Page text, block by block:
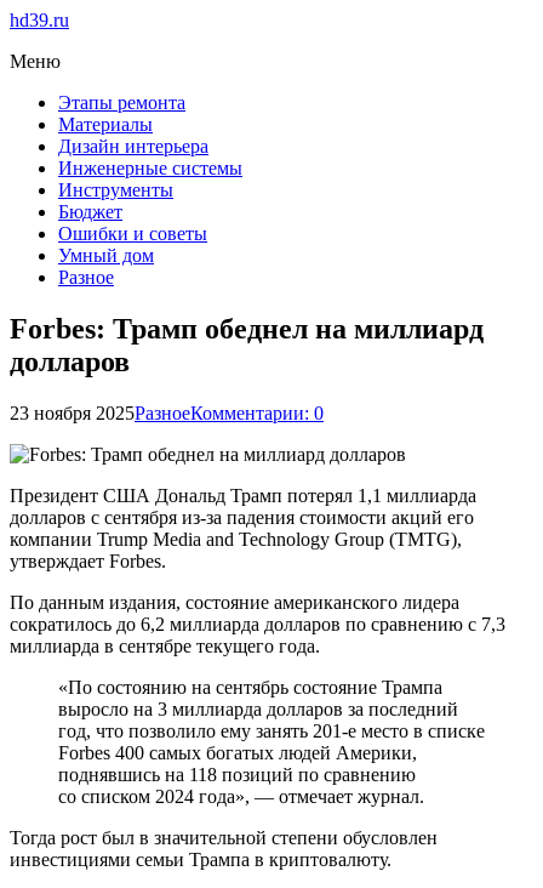
hd39.ru
Меню
Этапы ремонта
Материалы
Дизайн интерьера
Инженерные системы
Инструменты
Бюджет
Ошибки и советы
Умный дом
Разное
Forbes: Трамп обеднел на миллиард
долларов
23 ноября 2025РазноеКомментарии: 0
Президент США Дональд Трамп потерял 1,1 миллиарда
долларов с сентября из-за падения стоимости акций его
компании Trump Media and Technology Group (TMTG),
утверждает Forbes.
По данным издания, состояние американского лидера
сократилось до 6,2 миллиарда долларов по сравнению с 7,3
миллиарда в сентябре текущего года.
«По состоянию на сентябрь состояние Трампа
выросло на 3 миллиарда долларов за последний
год, что позволило ему занять 201-е место в списке
Forbes 400 самых богатых людей Америки,
поднявшись на 118 позиций по сравнению
со списком 2024 года», — отмечает журнал.
Тогда рост был в значительной степени обусловлен
инвестициями семьи Трампа в криптовалюту.